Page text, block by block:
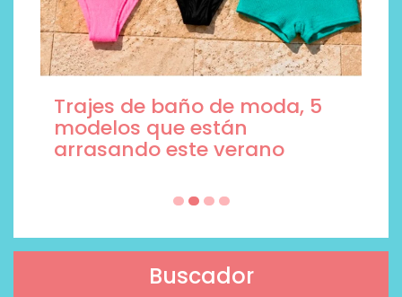
Trajes de baño de moda, 5
modelos que están
arrasando este verano
Buscador